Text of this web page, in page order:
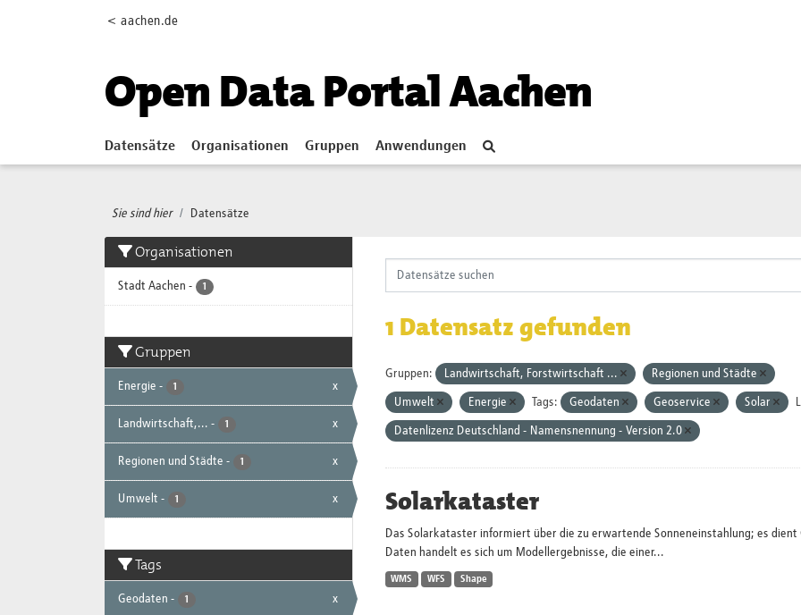
< aachen.de
Open Data Portal Aachen
Datensätze Organisationen Gruppen Anwendungen
Sie sind hier Datensätze
Organisationen
Stadt Aachen - 1
Gruppen
Energie - 1 x
Landwirtschaft,... - 1 x
Regionen und Städte - 1 x
Umwelt - 1 x
Tags
Geodaten - 1 x
1 Datensatz gefunden
Gruppen: Landwirtschaft, Forstwirtschaft ... Regionen und Städte
Umwelt Energie Tags: Geodaten Geoservice Solar
Datenlizenz Deutschland - Namensnennung - Version 2.0
Solarkataster
Das Solarkataster informiert über die zu erwartende Sonneneinstahlung; es
Daten handelt es sich um Modellergebnisse, die einer...
WMS WFS Shape